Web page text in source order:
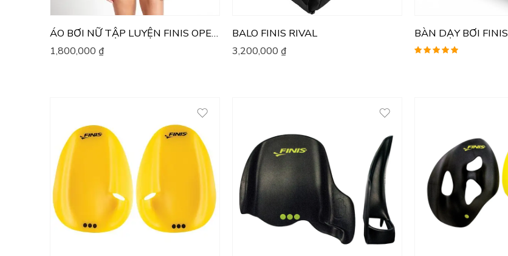
ÁO BƠI NỮ TẬP LUYỆN FINIS OPENBACK SOLID
1,800,000 ₫
BALO FINIS RIVAL
3,200,000 ₫
BÀN DẠY BƠI FINIS